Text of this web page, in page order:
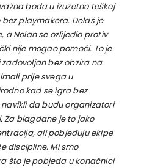
boda u izuzetno teškoj
playmakera. Delaš je
a Nolan se ozlijedio protiv
nije mogao pomoći. To je
bez obzira na
prije svega u
kad se igra bez
da budu organizatori
Za blagdane je to jako
ali pobjeđuju ekipe
discipline. Mi smo
što je pobjeda u konačnici